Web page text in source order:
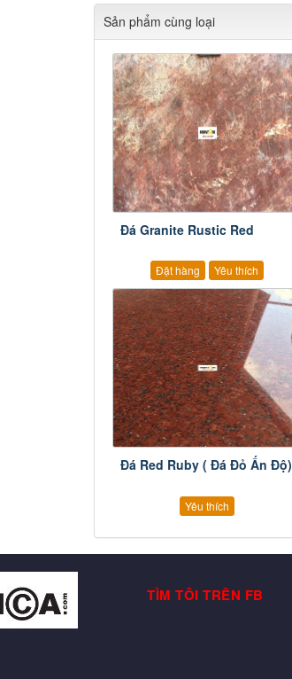
Sản phẩm cùng loại
Đá Granite Rustic Red
Đặt hàng Yêu thích
Đá Red Ruby ( Đá Đỏ Ấn Độ)
Yêu thích
TÌM TÔI TRÊN FB